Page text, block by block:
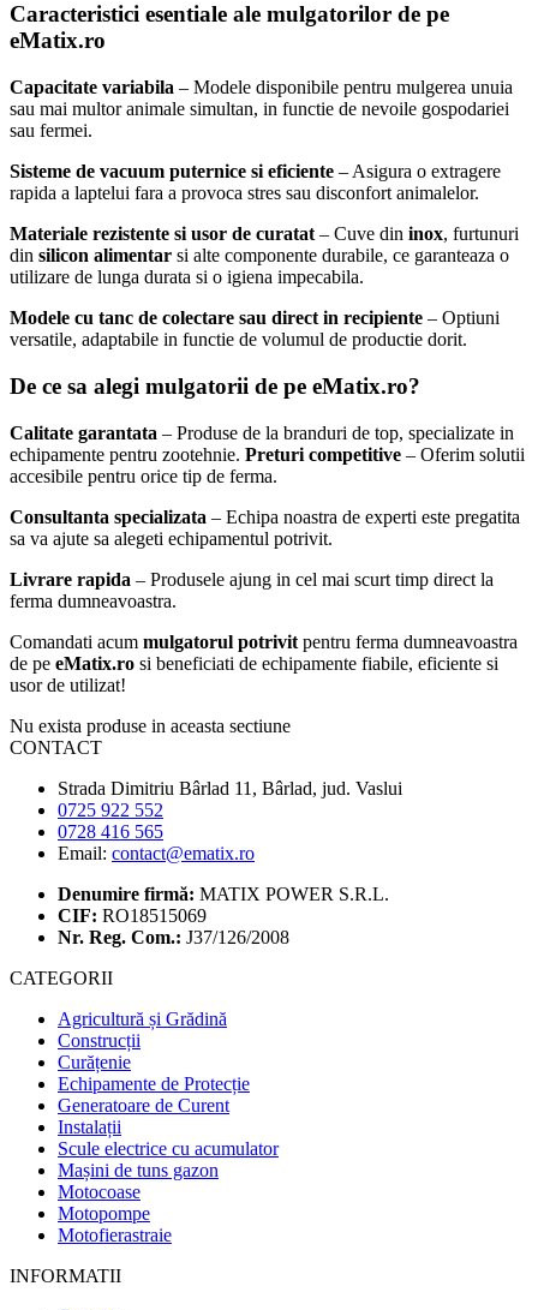
Caracteristici esentiale ale mulgatorilor de pe
eMatix.ro
Capacitate variabila – Modele disponibile pentru mulgerea unuia
sau mai multor animale simultan, in functie de nevoile gospodariei
sau fermei.
Sisteme de vacuum puternice si eficiente – Asigura o extragere
rapida a laptelui fara a provoca stres sau disconfort animalelor.
Materiale rezistente si usor de curatat – Cuve din inox, furtunuri
din silicon alimentar si alte componente durabile, ce garanteaza o
utilizare de lunga durata si o igiena impecabila.
Modele cu tanc de colectare sau direct in recipiente – Optiuni
versatile, adaptabile in functie de volumul de productie dorit.
De ce sa alegi mulgatorii de pe eMatix.ro?
Calitate garantata – Produse de la branduri de top, specializate in
echipamente pentru zootehnie. Preturi competitive – Oferim solutii
accesibile pentru orice tip de ferma.
Consultanta specializata – Echipa noastra de experti este pregatita
sa va ajute sa alegeti echipamentul potrivit.
Livrare rapida – Produsele ajung in cel mai scurt timp direct la
ferma dumneavoastra.
Comandati acum mulgatorul potrivit pentru ferma dumneavoastra
de pe eMatix.ro si beneficiati de echipamente fiabile, eficiente si
usor de utilizat!
Nu exista produse in aceasta sectiune
CONTACT
Strada Dimitriu Bârlad 11, Bârlad, jud. Vaslui
0725 922 552
0728 416 565
Email: contact@ematix.ro
Denumire firmă: MATIX POWER S.R.L.
CIF: RO18515069
Nr. Reg. Com.: J37/126/2008
CATEGORII
Agricultură și Grădină
Construcții
Curățenie
Echipamente de Protecție
Generatoare de Curent
Instalații
Scule electrice cu acumulator
Mașini de tuns gazon
Motocoase
Motopompe
Motofierastraie
INFORMATII